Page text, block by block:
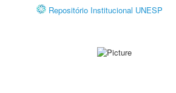
Repositório Institucional UNESP